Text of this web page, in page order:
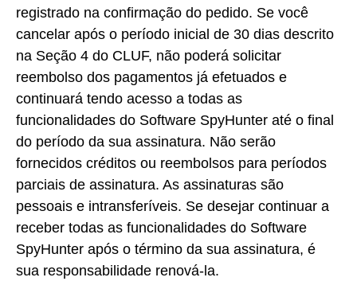
registrado na confirmação do pedido. Se você
cancelar após o período inicial de 30 dias descrito
na Seção 4 do CLUF, não poderá solicitar
reembolso dos pagamentos já efetuados e
continuará tendo acesso a todas as
funcionalidades do Software SpyHunter até o final
do período da sua assinatura. Não serão
fornecidos créditos ou reembolsos para períodos
parciais de assinatura. As assinaturas são
pessoais e intransferíveis. Se desejar continuar a
receber todas as funcionalidades do Software
SpyHunter após o término da sua assinatura, é
sua responsabilidade renová-la.